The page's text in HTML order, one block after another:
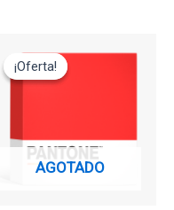
¡Oferta!
AGOTADO
¡Oferta!
precio
original
precio